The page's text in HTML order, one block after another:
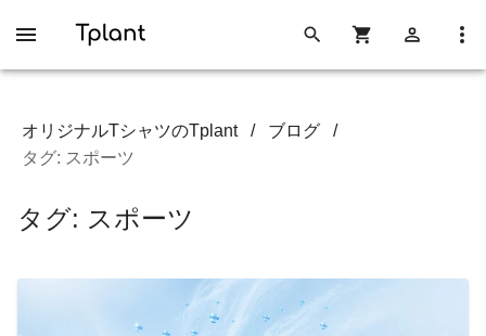
オリジナルTシャツのTplant / ブログ
/
タグ: スポーツ
タグ: スポーツ